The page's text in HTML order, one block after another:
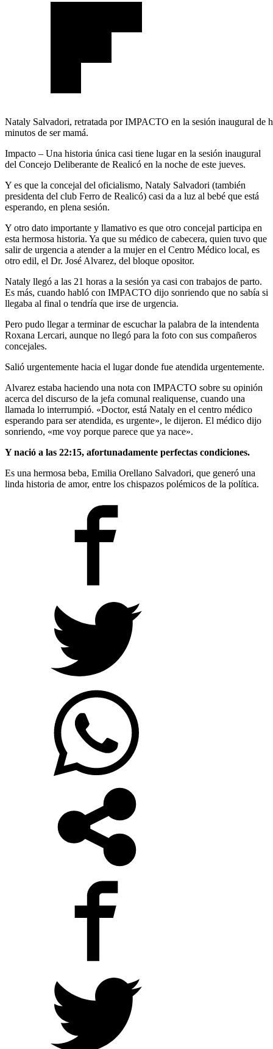
Nataly Salvadori, retratada por IMPACTO en la sesión inaugural de
minutos de ser mamá.
Impacto – Una historia única casi tiene lugar en la sesión inaugural
del Concejo Deliberante de Realicó en la noche de este jueves.
Y es que la concejal del oficialismo, Nataly Salvadori (también
presidenta del club Ferro de Realicó) casi da a luz al bebé que está
esperando, en plena sesión.
Y otro dato importante y llamativo es que otro concejal participa en
esta hermosa historia. Ya que su médico de cabecera, quien tuvo que
salir de urgencia a atender a la mujer en el Centro Médico local, es
otro edil, el Dr. José Alvarez, del bloque opositor.
Nataly llegó a las 21 horas a la sesión ya casi con trabajos de parto.
Es más, cuando habló con IMPACTO dijo sonriendo que no sabía si
llegaba al final o tendría que irse de urgencia.
Pero pudo llegar a terminar de escuchar la palabra de la intendenta
Roxana Lercari, aunque no llegó para la foto con sus compañeros
concejales.
Salió urgentemente hacia el lugar donde fue atendida urgentemente.
Alvarez estaba haciendo una nota con IMPACTO sobre su opinión
acerca del discurso de la jefa comunal realiquense, cuando una
llamada lo interrumpió. «Doctor, está Nataly en el centro médico
esperando para ser atendida, es urgente», le dijeron. El médico dijo
sonriendo, «me voy porque parece que ya nace».
Y nació a las 22:15, afortunadamente perfectas condiciones.
Es una hermosa beba, Emilia Orellano Salvadori, que generó una
linda historia de amor, entre los chispazos polémicos de la política.